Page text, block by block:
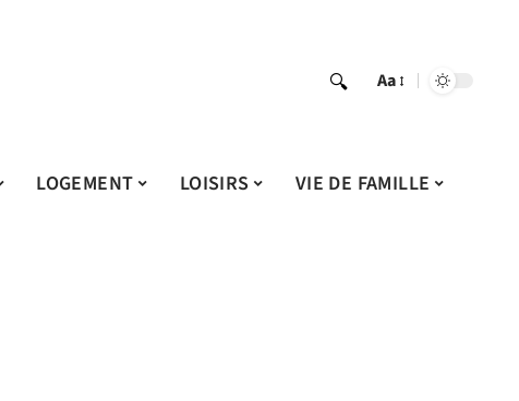
Aa
LOGEMENT LOISIRS
VIE DE FAMILLE